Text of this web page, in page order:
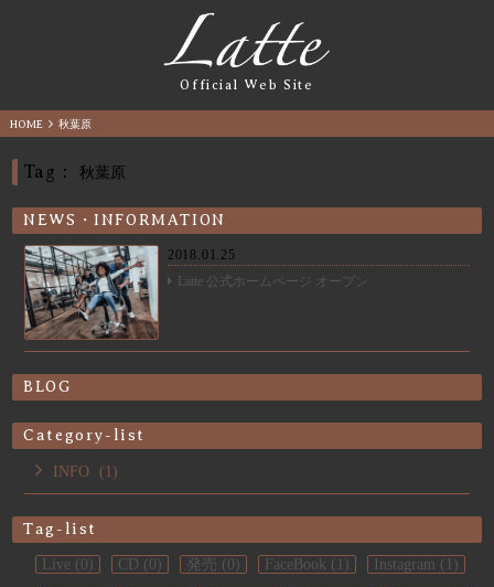
Official Web Site
HOME 秋葉原
Tag： 秋葉原
NEWS・INFORMATION
2018.01.25
Latte 公式ホームページ オープン
BLOG
Category-list
INFO (1)
Tag-list
Live (0) CD (0) 発売 (0) FaceBook (1)
Instagram (1)